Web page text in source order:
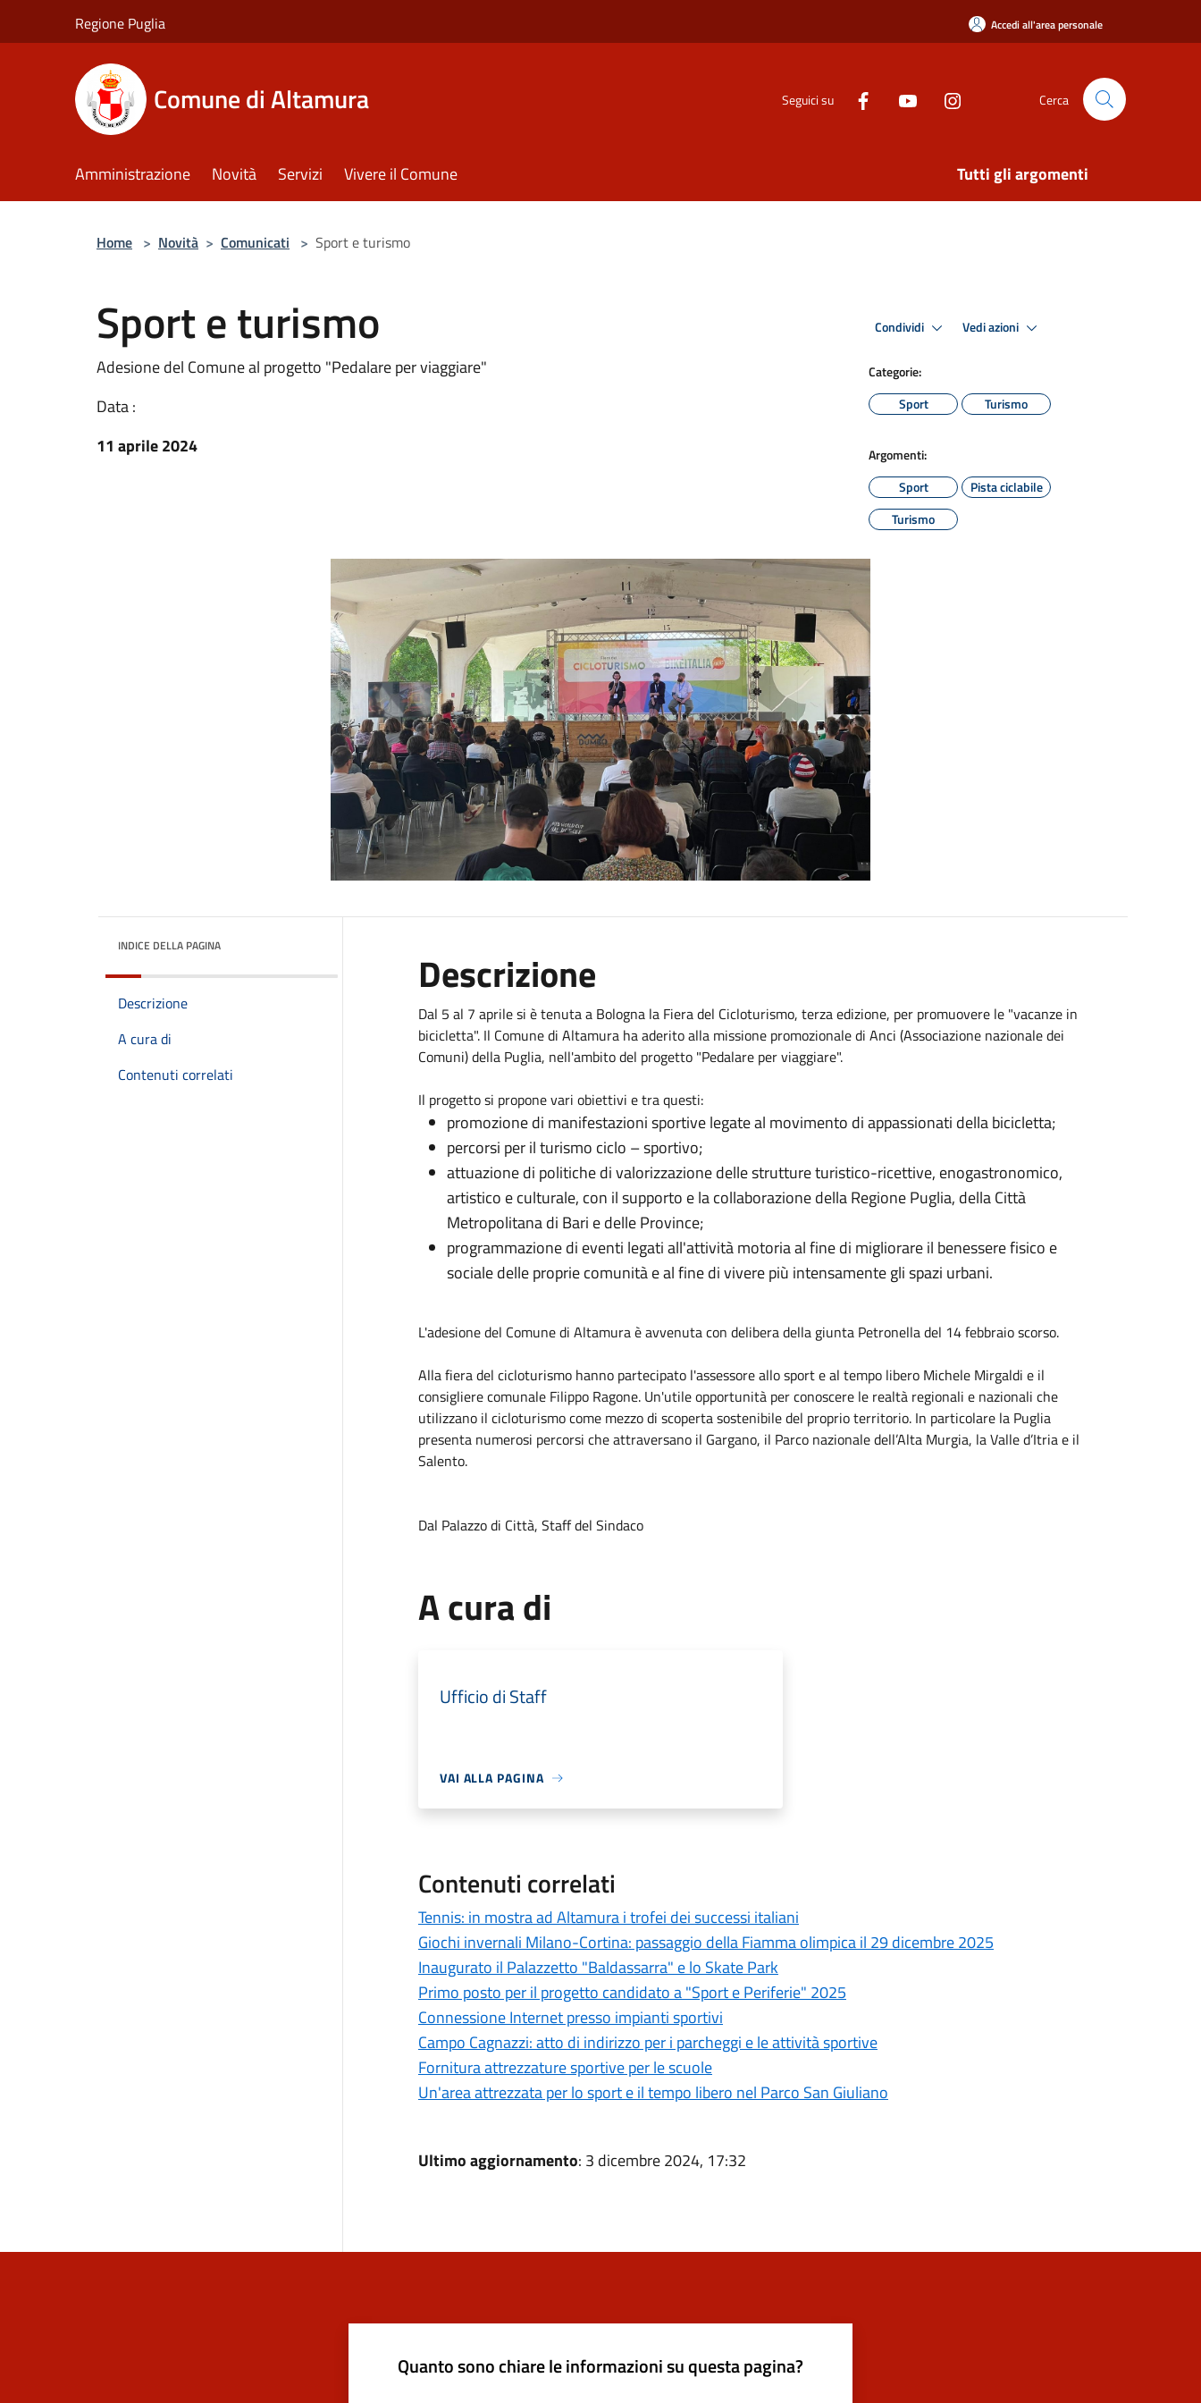
Regione Puglia Accedi all'area personale
Comune di Altamura Seguici su Cerca
Amministrazione Novità Servizi Vivere il Comune Tutti gli argomenti
Home > Novità > Comunicati > Sport e turismo
Sport e turismo
Adesione del Comune al progetto "Pedalare per viaggiare"
Data :
11 aprile 2024
Condividi Vedi azioni
Categorie:
Sport
Turismo
Argomenti:
Sport
Pista ciclabile
Turismo
INDICE DELLA PAGINA
Descrizione
A cura di
Contenuti correlati
Descrizione
Dal 5 al 7 aprile si è tenuta a Bologna la Fiera del Cicloturismo, terza edizione, per promuovere le "vacanze in
bicicletta". Il Comune di Altamura ha aderito alla missione promozionale di Anci (Associazione nazionale dei
Comuni) della Puglia, nell'ambito del progetto "Pedalare per viaggiare".
Il progetto si propone vari obiettivi e tra questi:
promozione di manifestazioni sportive legate al movimento di appassionati della bicicletta;
percorsi per il turismo ciclo – sportivo;
attuazione di politiche di valorizzazione delle strutture turistico-ricettive, enogastronomico,
artistico e culturale, con il supporto e la collaborazione della Regione Puglia, della Città
Metropolitana di Bari e delle Province;
programmazione di eventi legati all'attività motoria al fine di migliorare il benessere fisico e
sociale delle proprie comunità e al fine di vivere più intensamente gli spazi urbani.
L'adesione del Comune di Altamura è avvenuta con delibera della giunta Petronella del 14 febbraio scorso.
Alla fiera del cicloturismo hanno partecipato l'assessore allo sport e al tempo libero Michele Mirgaldi e il
consigliere comunale Filippo Ragone. Un'utile opportunità per conoscere le realtà regionali e nazionali che
utilizzano il cicloturismo come mezzo di scoperta sostenibile del proprio territorio. In particolare la Puglia
presenta numerosi percorsi che attraversano il Gargano, il Parco nazionale dell’Alta Murgia, la Valle d’Itria e il
Salento.
Dal Palazzo di Città, Staff del Sindaco
A cura di
Ufficio di Staff
VAI ALLA PAGINA
Contenuti correlati
Tennis: in mostra ad Altamura i trofei dei successi italiani
Giochi invernali Milano-Cortina: passaggio della Fiamma olimpica il 29 dicembre 2025
Inaugurato il Palazzetto "Baldassarra" e lo Skate Park
Primo posto per il progetto candidato a "Sport e Periferie" 2025
Connessione Internet presso impianti sportivi
Campo Cagnazzi: atto di indirizzo per i parcheggi e le attività sportive
Fornitura attrezzature sportive per le scuole
Un'area attrezzata per lo sport e il tempo libero nel Parco San Giuliano
Ultimo aggiornamento: 3 dicembre 2024, 17:32
Quanto sono chiare le informazioni su questa pagina?